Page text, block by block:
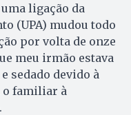
ligação da
(UPA) mudou todo
por volta de onze
meu irmão estava
sedado devido à
o familiar à
.